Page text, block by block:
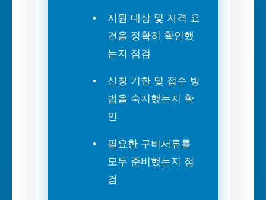
지원 대상 및 자격 요
건을 정확히 확인했
는지 점검
신청 기한 및 접수 방
법을 숙지했는지 확
인
필요한 구비서류를
모두 준비했는지 점
검